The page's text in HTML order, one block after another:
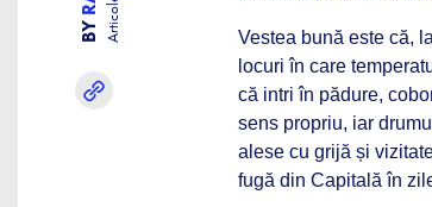
BY Articole
Vestea bună este că,
locuri în care
că intri în pădure,
sens propriu, iar
alese cu grijă și
fugă din Capitală în